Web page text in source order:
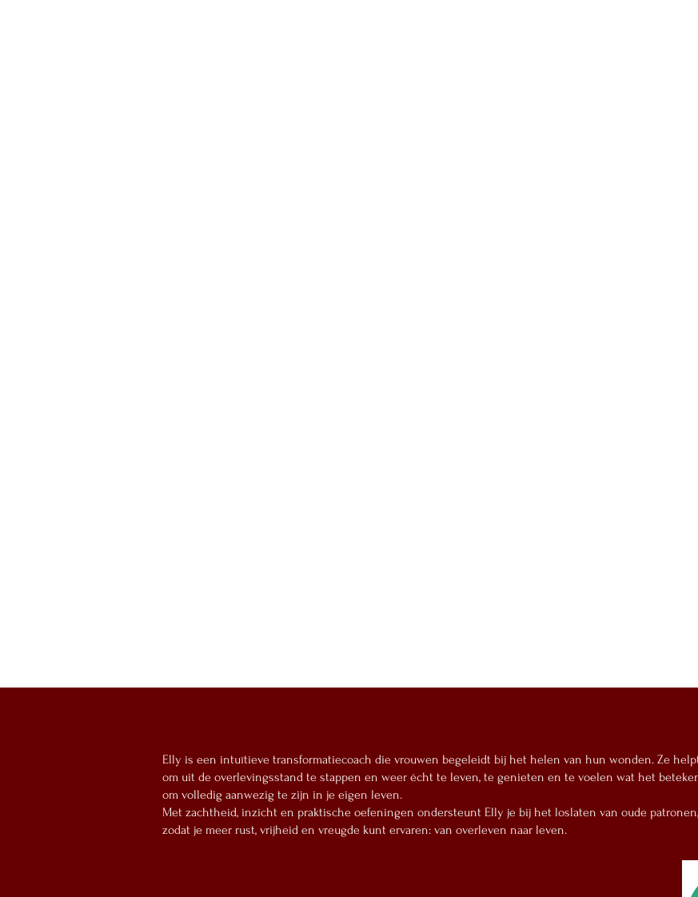
Elly is een intuïtieve transformatiecoach die vrouwen begeleidt bij het helen van hun wonden. Ze
om uit de overlevingsstand te stappen en weer écht te leven, te genieten en te voelen wat het
om volledig aanwezig te zijn in je eigen leven.
Met zachtheid, inzicht en praktische oefeningen ondersteunt Elly je bij het loslaten van oude patronen,
zodat je meer rust, vrijheid en vreugde kunt ervaren: van overleven naar leven.